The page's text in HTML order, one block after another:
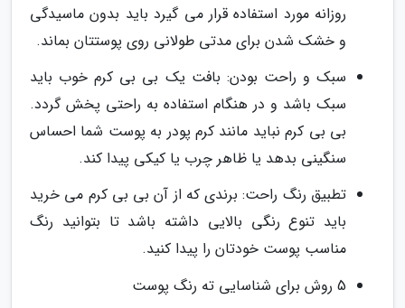
روزانه مورد استفاده قرار می گیرد باید بدون ماسیدگی
و خشک شدن برای مدتی طولانی روی پوستتان بماند.
سبک و راحت بودن: بافت یک بی بی کرم خوب باید
سبک باشد و در هنگام استفاده به راحتی پخش گردد.
بی بی کرم نباید مانند کرم پودر به پوست شما احساس
سنگینی بدهد یا ظاهر چرب یا کیکی پیدا کند.
تطبیق رنگ راحت: برندی که از آن بی بی کرم می خرید
باید تنوع رنگی بالایی داشته باشد تا بتوانید رنگ
مناسب پوست خودتان را پیدا کنید.
5 روش برای شناسایی ته رنگ پوست